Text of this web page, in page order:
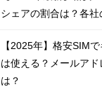
シェアの割合は？各
【2025年】格安SIM
は使える？メールア
は？